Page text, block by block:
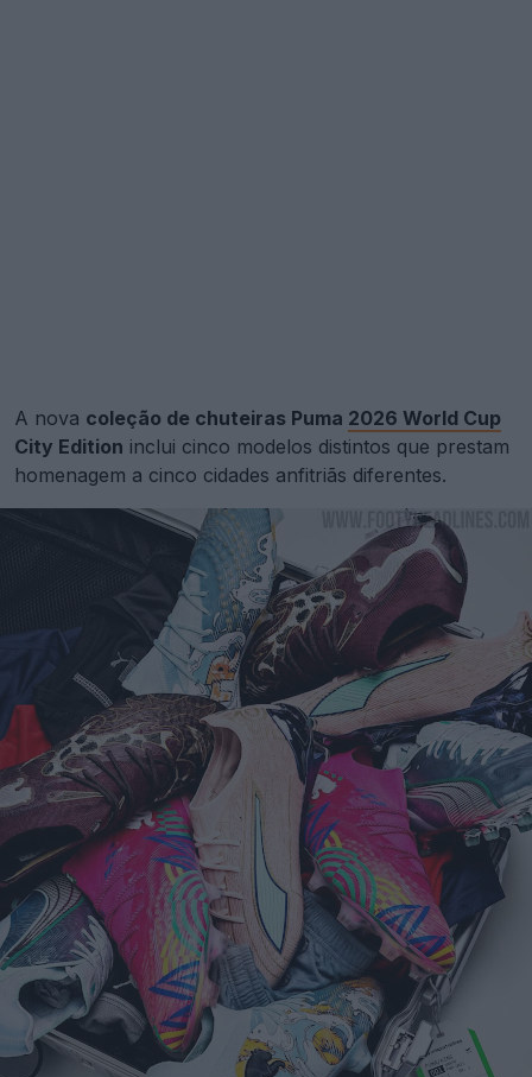
A nova coleção de chuteiras Puma 2026 World Cup
City Edition inclui cinco modelos distintos que prestam
homenagem a cinco cidades anfitriãs diferentes.